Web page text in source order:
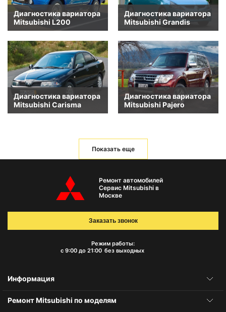
Диагностика вариатора
Mitsubishi L200
Диагностика вариатора
Mitsubishi Grandis
Диагностика вариатора
Mitsubishi Carisma
Диагностика вариатора
Mitsubishi Pajero
Показать еще
Ремонт автомобилей
Сервис Mitsubishi в
Москве
Режим работы:
с 9:00 до 21:00 без выходных
Заказать звонок
Информация
Ремонт Mitsubishi по моделям